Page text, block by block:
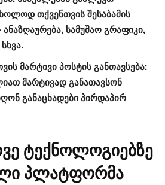
თქვენთვის შესაბამის
სამუშაო გრაფიკი,
მარტივი პოსტის განთავსება:
მარტივად განათავსონ
განაცხადები პირდაპირ
ტექნოლოგიებზე
პლატფორმა